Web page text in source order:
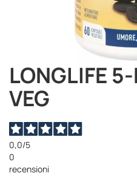
LONGLIFE
VEG
0,0/5
0
recensioni
Vai
all'inizio
della
galleria
immagini